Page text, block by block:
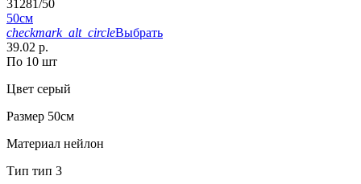
31281/50
50см
checkmark_alt_circleВыбрать
39.02 р.
По 10 шт
Цвет серый
Размер 50см
Материал нейлон
Тип тип 3